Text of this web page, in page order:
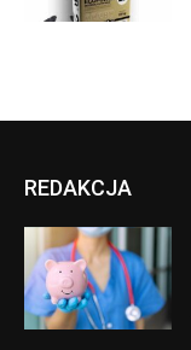
REDAKCJA